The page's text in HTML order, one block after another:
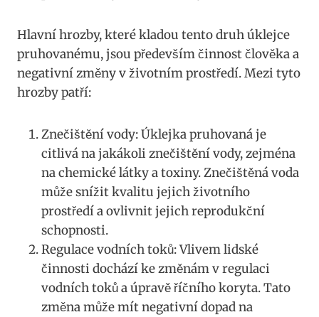
Hlavní hrozby,⁤ které kladou tento druh⁤ úklejce
pruhovanému, jsou především činnost člověka ‍a
negativní ‍změny v životním prostředí. ‍Mezi tyto
hrozby patří:
Znečištění vody: Úklejka pruhovaná je
citlivá ⁢na jakákoli znečištění vody, zejména
na chemické látky a toxiny. Znečištěná voda
může ⁢snížit kvalitu jejich životního
‍prostředí ⁤a ovlivnit jejich reprodukční
schopnosti.
Regulace vodních ⁤toků: Vlivem⁤ lidské
činnosti dochází ke změnám ​v regulaci⁣
vodních toků a úpravě říčního koryta. Tato
změna⁤ může mít negativní dopad na